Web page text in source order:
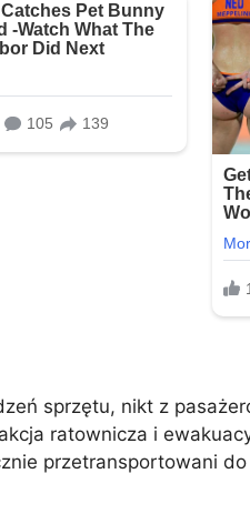
sprzętu, nikt z
ratownicza i
przetransportowani